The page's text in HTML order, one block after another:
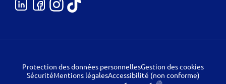
Protection des données personnellesGestion des cookies
SécuritéMentions légalesAccessibilité (non conforme)